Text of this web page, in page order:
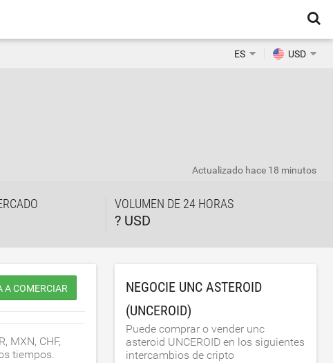
ES USD
VOLUMEN DE 24 HORAS
? USD
Actualizado hace 18 minutos
A COMERCIAR
MXN, CHF,
tiempos.
NEGOCIE UNC ASTEROID
(UNCEROID)
Puede comprar o vender unc
asteroid UNCEROID en los siguientes
intercambios de cripto